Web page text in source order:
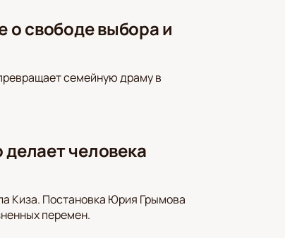
свободе выбора и
семейную драму в
человека
Киза. Постановка Юрия Грымова
перемен.